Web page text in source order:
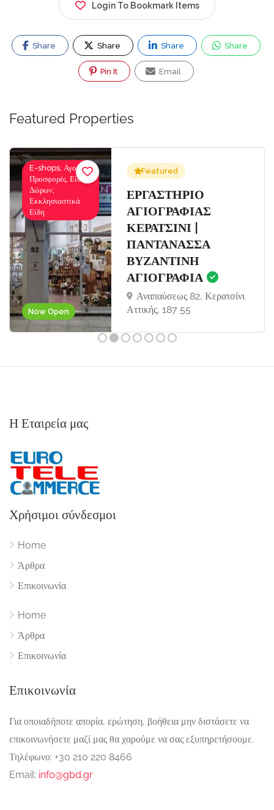
Login To Bookmark Items
Share Share Share Share
Pin It Email
Featured Properties
Now Open
E-shops, Αγορές-
Προσφορές, Είδη
Δώρων,
Εκκλησιαστικά
Είδη
Featured
ΕΡΓΑΣΤΗΡΙΟ
ΑΓΙΟΓΡΑΦΙΑΣ
ΚΕΡΑΤΣΙΝΙ |
ΠΑΝΤΑΝΑΣΣΑ
ΒΥΖΑΝΤΙΝΗ
ΑΓΙΟΓΡΑΦΙΑ
Αναπαύσεως 82, Κερατσίνι
Αττικής, 187 55
Η Εταιρεία μας
Χρήσιμοι σύνδεσμοι
Home
Άρθρα
Επικοινωνία
Home
Άρθρα
Επικοινωνία
Επικοινωνία
Για οποιαδήποτε απορία, ερώτηση, βοήθεια μην διστάσετε να
επικοινωνήσετε μαζί μας θα χαρούμε να σας εξυπηρετήσουμε.
Τηλέφωνο: +30 210 220 8466
Email: info@gbd.gr